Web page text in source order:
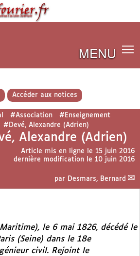
MENU
Accéder aux notices
#Association
#Enseignement
#Devé, Alexandre (Adrien)
Alexandre (Adrien)
Article mis en ligne le 15 juin 2016
dernière modification le 10 juin 2016
par Desmars, Bernard
le 6 mai 1826, décédé le
(Seine) dans le 18e
civil. Rejoint le